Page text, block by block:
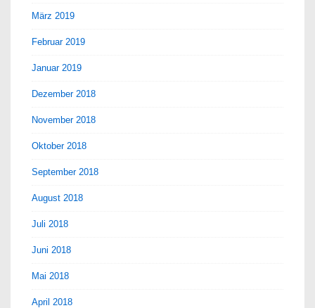
März 2019
Februar 2019
Januar 2019
Dezember 2018
November 2018
Oktober 2018
September 2018
August 2018
Juli 2018
Juni 2018
Mai 2018
April 2018